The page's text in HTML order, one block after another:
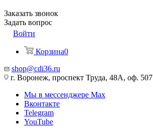
Заказать звонок
Задать вопрос
Войти
Корзина0
shop@cdi36.ru
г. Воронеж, проспект Труда, 48А, оф. 507
Мы в мессенджере Max
Вконтакте
Telegram
YouTube